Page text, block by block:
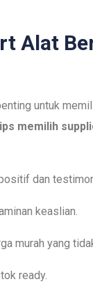
Alat
untuk
memilih
dan
keaslian.
murah yang
ready.